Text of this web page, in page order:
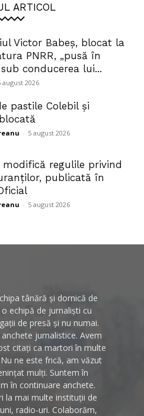
ARTICOL
Victor Babeș, blocat la
PNRR, „pusă în
conducerea lui...
august 2026
pastile Colebil și
- 5 august 2026
modifică regulile privind
publicată în
- 5 august 2026
tânără și dornică de
echipă de jurnaliști cu
de presă și nu numai.
jurnalistice. Avem
citați ca martori în multe
ne este frică, am văzut
mulți. Suntem în
în continuare anchete.
la mai multe instituții de
radio-uri. Colaborăm,